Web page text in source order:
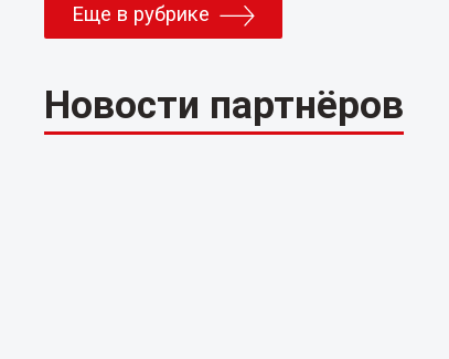
Еще в рубрике
Новости партнёров